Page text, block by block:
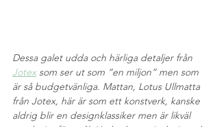
Dessa galet udda och härliga detaljer från
Jotex som ser ut som ”en miljon” men som
är så budgetvänliga. Mattan, Lotus Ullmatta
från Jotex, här är som ett konstverk, kanske
aldrig blir en designklassiker men är likväl